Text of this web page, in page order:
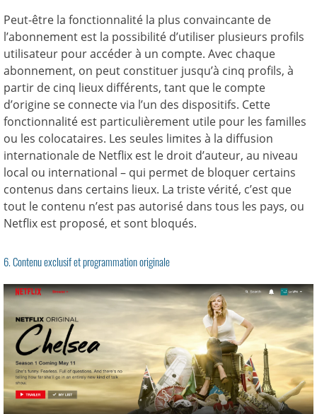
Peut-être la fonctionnalité la plus convaincante de
l’abonnement est la possibilité d’utiliser plusieurs profils
utilisateur pour accéder à un compte. Avec chaque
abonnement, on peut constituer jusqu’à cinq profils, à
partir de cinq lieux différents, tant que le compte
d’origine se connecte via l’un des dispositifs. Cette
fonctionnalité est particulièrement utile pour les familles
ou les colocataires. Les seules limites à la diffusion
internationale de Netflix est le droit d’auteur, au niveau
local ou international – qui permet de bloquer certains
contenus dans certains lieux. La triste vérité, c’est que
tout le contenu n’est pas autorisé dans tous les pays, ou
Netflix est proposé, et sont bloqués.
6. Contenu exclusif et programmation originale